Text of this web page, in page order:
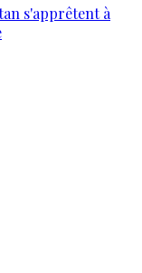
s'apprêtent à